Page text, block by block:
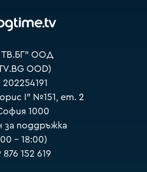
ТВ.БГ" ООД
OOD)
I" №151, ет. 2
1000
за поддръжка
– 18:00)
876 152 619